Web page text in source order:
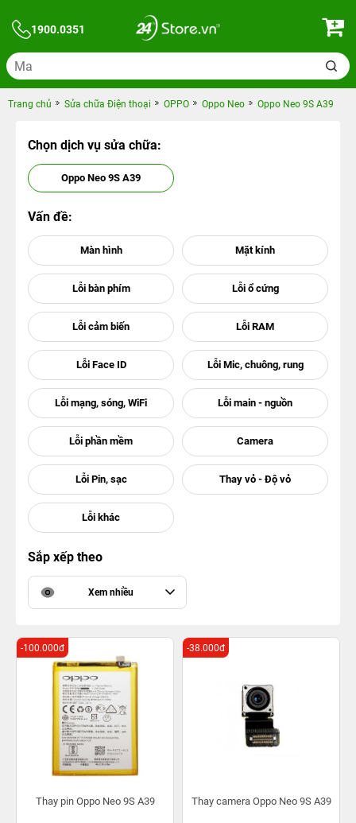
1900.0351
Trang chủ Sửa chữa Điện thoại OPPO Oppo Neo Oppo Neo 9S A39
Chọn dịch vụ sửa chữa:
Oppo Neo 9S A39
Vấn đề:
Sắp xếp theo
Xem nhiều
Thay pin Oppo Neo 9S A39
-100.000đ
Thay camera Oppo Neo 9S A39
-38.000đ